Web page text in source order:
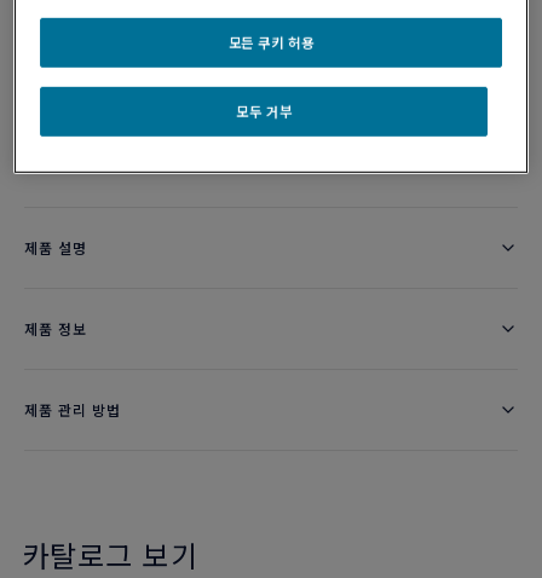
커스터마이즈
이메일 주문
제품 설명
제품 정보
제품 관리 방법
카탈로그 보기
모두 거부
모든 쿠키 허용